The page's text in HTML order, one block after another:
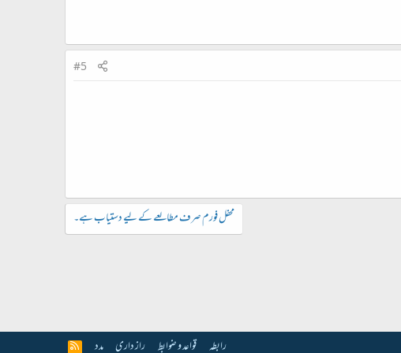
#5
محفل فورم صرف مطالعے کے لیے دستیاب ہے۔
رابطہ قواعد و ضوابط راز داری مدد
R